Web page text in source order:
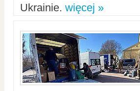
Ukrainie. więcej »